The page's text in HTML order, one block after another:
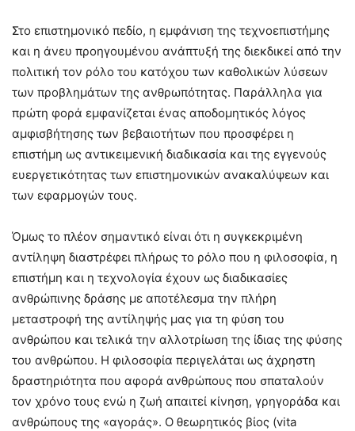
Στο επιστημονικό πεδίο, η εμφάνιση της τεχνοεπιστήμης
και η άνευ προηγουμένου ανάπτυξή της διεκδικεί από την
πολιτική τον ρόλο του κατόχου των καθολικών λύσεων
των προβλημάτων της ανθρωπότητας. Παράλληλα για
πρώτη φορά εμφανίζεται ένας αποδομητικός λόγος
αμφισβήτησης των βεβαιοτήτων που προσφέρει η
επιστήμη ως αντικειμενική διαδικασία και της εγγενούς
ευεργετικότητας των επιστημονικών ανακαλύψεων και
των εφαρμογών τους.
Όμως το πλέον σημαντικό είναι ότι η συγκεκριμένη
αντίληψη διαστρέφει πλήρως το ρόλο που η φιλοσοφία, η
επιστήμη και η τεχνολογία έχουν ως διαδικασίες
ανθρώπινης δράσης με αποτέλεσμα την πλήρη
μεταστροφή της αντίληψής μας για τη φύση του
ανθρώπου και τελικά την αλλοτρίωση της ίδιας της φύσης
του ανθρώπου. Η φιλοσοφία περιγελάται ως άχρηστη
δραστηριότητα που αφορά ανθρώπους που σπαταλούν
τον χρόνο τους ενώ η ζωή απαιτεί κίνηση, γρηγοράδα και
ανθρώπους της «αγοράς». Ο θεωρητικός βίος (vita